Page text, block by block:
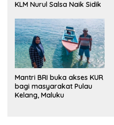
KLM Nurul Salsa Naik Sidik
Mantri BRI buka akses KUR
bagi masyarakat Pulau
Kelang, Maluku